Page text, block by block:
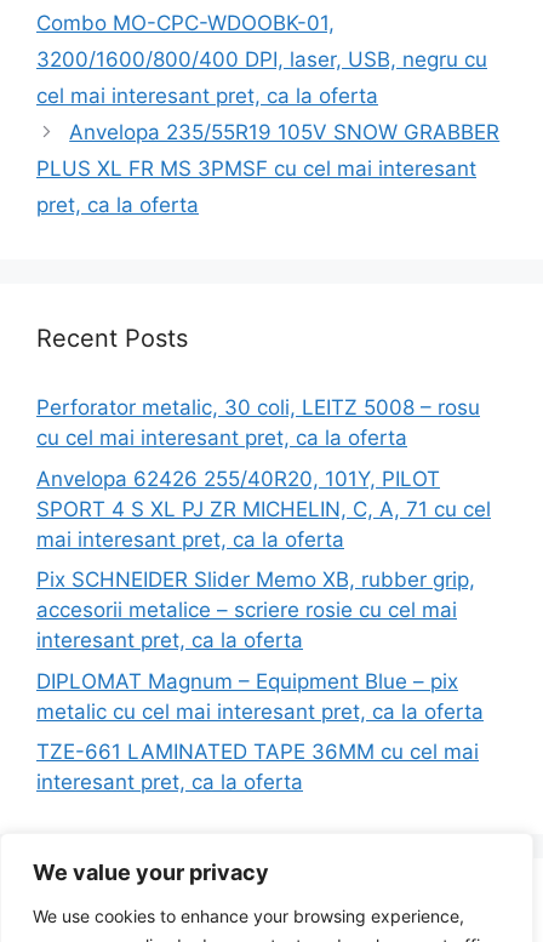
We value your privacy
We use cookies to enhance your browsing experience,
Combo MO-CPC-WDOOBK-01,
3200/1600/800/400 DPI, laser, USB, negru cu
cel mai interesant pret, ca la oferta
Anvelopa 235/55R19 105V SNOW GRABBER
PLUS XL FR MS 3PMSF cu cel mai interesant
pret, ca la oferta
Recent Posts
Perforator metalic, 30 coli, LEITZ 5008 – rosu
cu cel mai interesant pret, ca la oferta
Anvelopa 62426 255/40R20, 101Y, PILOT
SPORT 4 S XL PJ ZR MICHELIN, C, A, 71 cu cel
mai interesant pret, ca la oferta
Pix SCHNEIDER Slider Memo XB, rubber grip,
accesorii metalice – scriere rosie cu cel mai
interesant pret, ca la oferta
DIPLOMAT Magnum – Equipment Blue – pix
metalic cu cel mai interesant pret, ca la oferta
TZE-661 LAMINATED TAPE 36MM cu cel mai
interesant pret, ca la oferta
Search